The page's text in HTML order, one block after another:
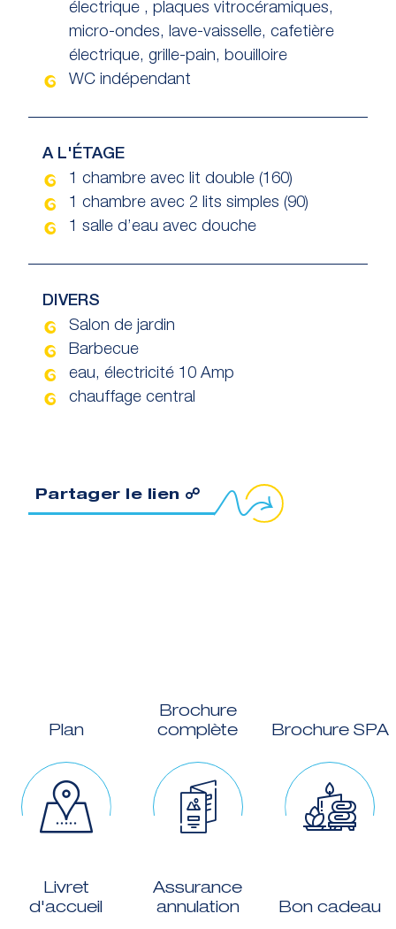
électrique , plaques vitrocéramiques,
micro-ondes, lave-vaisselle, cafetière
électrique, grille-pain, bouilloire
WC indépendant
A L'ÉTAGE
1 chambre avec lit double (160)
1 chambre avec 2 lits simples (90)
1 salle d’eau avec douche
DIVERS
Salon de jardin
Barbecue
eau, électricité 10 Amp
chauffage central
Partager le lien ☍
le lien dans le presse-papier
Plan
Brochure
complète
Brochure SPA
Livret
d'accueil
Assurance
annulation
Bon cadeau